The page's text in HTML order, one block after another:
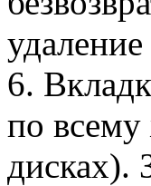
6.
по
дисках).